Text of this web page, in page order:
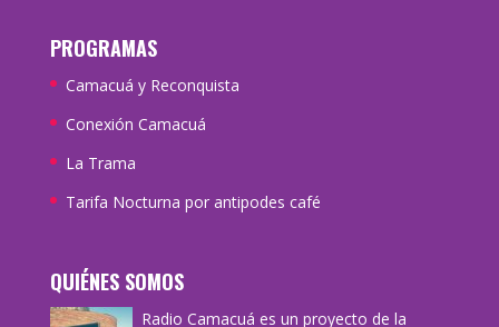
PROGRAMAS
Camacuá y Reconquista
Conexión Camacuá
La Trama
Tarifa Nocturna por antipodes café
QUIÉNES SOMOS
Radio Camacuá es un proyecto de la